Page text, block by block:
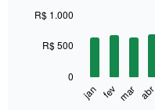
chart
bars.
graphic.
jan fev mar abr
0
R$ 500
R$ 1.000